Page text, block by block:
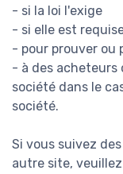
- si la loi l'exige
- si elle est
- pour prouver ou
- à des
société dans le
société.
Si vous suivez
autre site,